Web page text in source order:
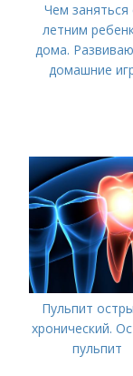
Чем заняться
летним
дома.
домашние
Пульпит
хронический.
пульпит